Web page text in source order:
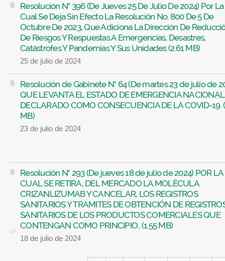
Resolución N° 396 (De Jueves 25 De Julio De 2024) Por La
Cual Se Deja Sin Efecto La Resolución No. 800 De 5 De
Octubre De 2023, Que Adiciona La Dirección De
De Riesgos Y Respuestas A Emergencias, Desastres,
Catástrofes Y Pandemias Y Sus Unidades (2.61 MB)
25 de julio de 2024
Resolución de Gabinete N° 64 (De martes 23 de julio de
QUE LEVANTA EL ESTADO DE EMERGENCIA NACIONAL
DECLARADO COMO CONSECUENCIA DE LA COVID-19.
MB)
23 de julio de 2024
Resolución N° 293 (De jueves 18 de julio de 2024) POR LA
CUAL SE RETIRA, DEL MERCADO LA MOLÉCULA
CRIZANLIZUMAB Y CANCELAR, LOS REGISTROS
SANITARIOS Y TRÁMITES DE OBTENCIÓN DE
SANITARIOS DE LOS PRODUCTOS COMERCIALES QUE
CONTENGAN COMO PRINCIPIO.. (1.55 MB)
18 de julio de 2024